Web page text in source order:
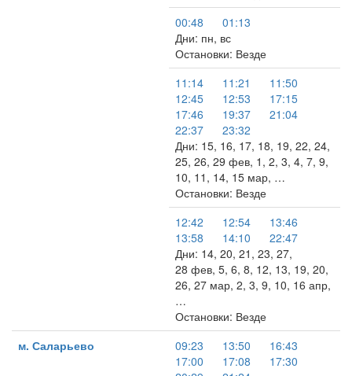
00:48
01:13
Дни: пн, вс
Остановки: Везде
11:14
11:21
11:50
12:45
12:53
17:15
17:46
19:37
21:04
22:37
23:32
Дни: 15, 16, 17, 18, 19, 22, 24,
25, 26, 29 фев, 1, 2, 3, 4, 7, 9,
10, 11, 14, 15 мар, …
Остановки: Везде
12:42
12:54
13:46
13:58
14:10
22:47
Дни: 14, 20, 21, 23, 27,
28 фев, 5, 6, 8, 12, 13, 19, 20,
26, 27 мар, 2, 3, 9, 10, 16 апр,
…
Остановки: Везде
м. Саларьево
09:23 13:50
16:43
17:00
17:08
17:30